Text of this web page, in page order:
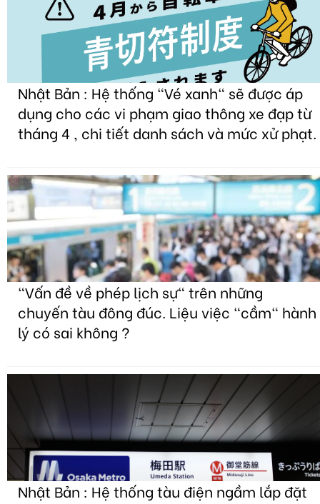
Nhật Bản : Hệ thống "Vé xanh" sẽ được áp
dụng cho các vi phạm giao thông xe đạp từ
tháng 4 , chi tiết danh sách và mức xử phạt.
"Vấn đề về phép lịch sự" trên những
chuyến tàu đông đúc. Liệu việc "cầm" hành
lý có sai không ?
Nhật Bản : Hệ thống tàu điện ngầm lắp đặt